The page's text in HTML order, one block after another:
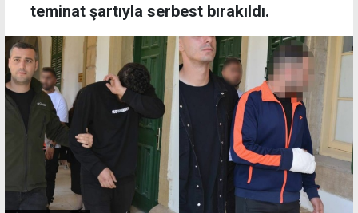
teminat şartıyla serbest bırakıldı.